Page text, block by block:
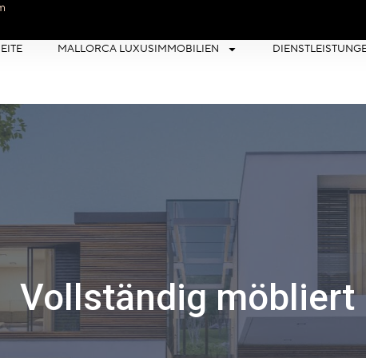
MALLORCA LUXUSIMMOBILIEN
Vollständig möbliert